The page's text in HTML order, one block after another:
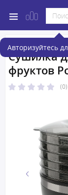
Авторизуйтесь
Сушилка
фруктов
(0)